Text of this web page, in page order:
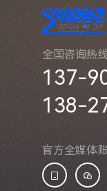
全国咨询热线
137-
138-
官方全媒体账
 